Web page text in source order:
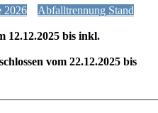
2026
Abfalltrennung Stand
12.12.2025 bis inkl.
vom 22.12.2025 bis